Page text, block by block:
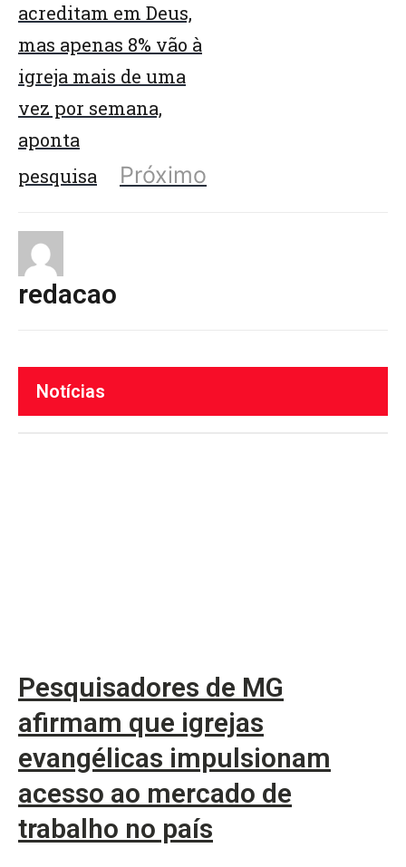
acreditam em Deus,
mas apenas 8% vão à
igreja mais de uma
vez por semana,
aponta
pesquisa
Próximo
redacao
Notícias
Pesquisadores de MG
afirmam que igrejas
evangélicas impulsionam
acesso ao mercado de
trabalho no país